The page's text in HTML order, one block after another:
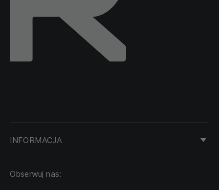
INFORMACJA
DOSTAWA I PŁATNOŚĆ
Obserwuj nas: